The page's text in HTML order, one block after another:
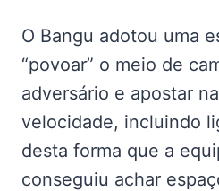
O Bangu adotou uma
“povoar” o meio de
adversário e apostar
velocidade, incluindo
desta forma que a
conseguiu achar